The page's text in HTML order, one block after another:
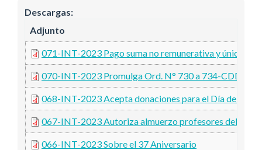
Descargas:
Adjunto
071-INT-2023 Pago suma no remunerativa y única
070-INT-2023 Promulga Ord. N° 730 a 734-CDDH-
068-INT-2023 Acepta donaciones para el Día de las
067-INT-2023 Autoriza almuerzo profesores del
066-INT-2023 Sobre el 37 Aniversario